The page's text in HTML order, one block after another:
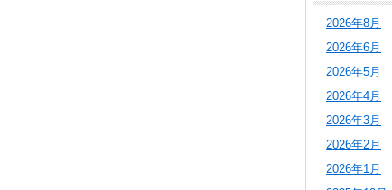
2026年8月
2026年6月
2026年5月
2026年4月
2026年3月
2026年2月
2026年1月